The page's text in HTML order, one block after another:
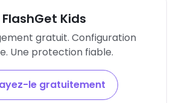
FlashGet Kids
gratuit. Configuration
Une protection fiable.
le gratuitement